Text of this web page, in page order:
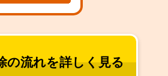
の流れを詳しく見る